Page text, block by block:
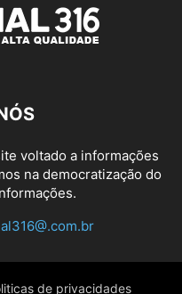
voltado a informações
na democratização do
de privacidades